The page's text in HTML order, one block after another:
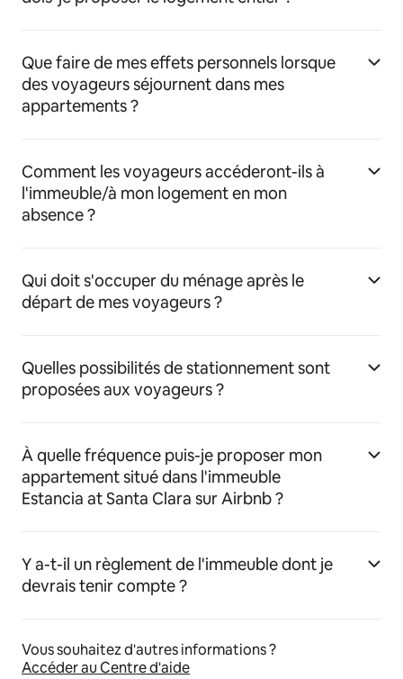
Que faire de mes effets personnels lorsque
des voyageurs séjournent dans mes
appartements ?
Comment les voyageurs accéderont-ils à
l'immeuble/à mon logement en mon
absence ?
Qui doit s'occuper du ménage après le
départ de mes voyageurs ?
Quelles possibilités de stationnement sont
proposées aux voyageurs ?
À quelle fréquence puis-je proposer mon
appartement situé dans l'immeuble
Estancia at Santa Clara sur Airbnb ?
Y a-t-il un règlement de l'immeuble dont je
devrais tenir compte ?
Vous souhaitez d'autres informations ?
Accéder au Centre d'aide